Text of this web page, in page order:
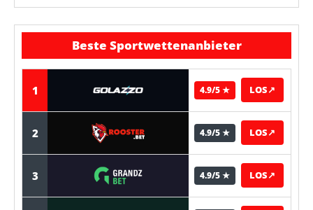
Beste Sportwettenanbieter
1 4.9/5 ★ LOS↗
2 4.9/5 ★ LOS↗
3 4.9/5 ★ LOS↗